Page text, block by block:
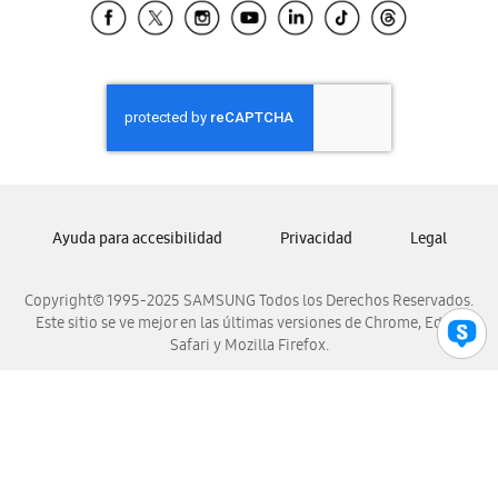
Samsung El Salvador
Samsung Honduras
Samsung Nicaragua
Samsung Panamá
Samsung Venezuela
Copyright© 1995-2025 SAMSUNG Todos los Derechos Reservados.
Este sitio se ve mejor en las últimas versiones de Chrome, Edge,
Safari y Mozilla Firefox.
Ayuda para accesibilidad Privacidad Legal